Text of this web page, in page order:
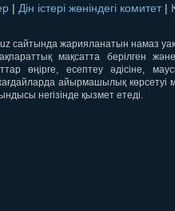
| Дін істері жөніндегі комитет |
сайтында жарияланатын намаз
мақсатта берілген
өңірге, есептеу әдісіне,
айырмашылық көрсетуі
негізінде қызмет етеді.